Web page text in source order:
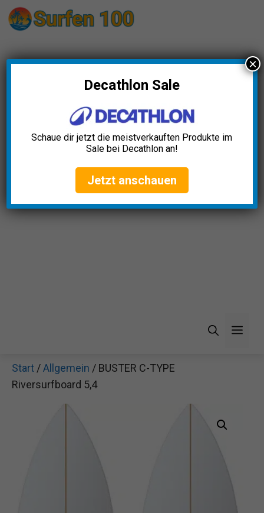
Zum
Inhalt
Start /Allgemein / BUSTER C-TYPE
Riversurfboard 5,4
Decathlon Sale
Schaue dir jetzt die meistverkauften Produkte im
Sale bei Decathlon an!
Jetzt anschauen
×